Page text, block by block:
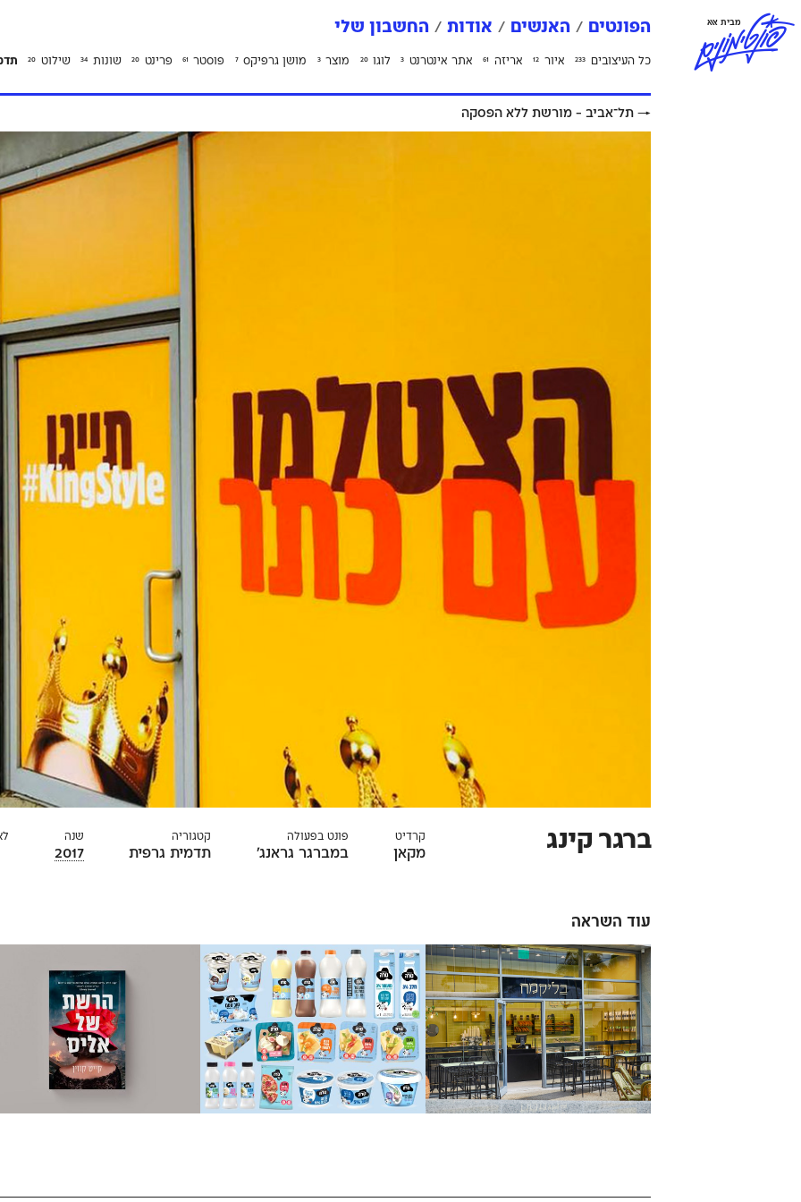
פונטימוניםמבית אאא הפונטים האנשים אודות החשבון שלי
כל העיצובים 233 איור 12 אריזה 61 אתר אינטרנט 3 לוגו 20 מוצר 3 מושן גרפיקס 7 פוסטר 61 פרינט 20 שונות 34 שילוט 20
→ תל־אביב - מורשת ללא הפסקה
ברגר קינג קרדיט
מקאן
פונט בפעולה
במברגר גראנג׳
קטגוריה
תדמית גרפית
שנה
2017
עוד השראה